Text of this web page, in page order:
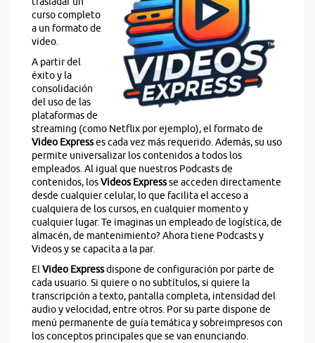
curso completo
a un formato de
video.
A partir del
éxito y la
consolidación
del uso de las
plataformas de
streaming (como Netflix por ejemplo), el formato de
Video Expresses cada vez más requerido. Además, su uso
permite universalizar los contenidos a todos los
empleados. Al igual que nuestros Podcasts de
contenidos, losVideos Expressse acceden directamente
desde cualquier celular, lo que facilita el acceso a
cualquiera de los cursos, en cualquier momento y
cualquier lugar. Te imaginas un empleado de logística, de
almacén, de mantenimiento? Ahora tiene Podcasts y
Videos y se capacita a la par.
ElVideo Expressdispone de configuración por parte de
cada usuario. Si quiere o no subtítulos, si quiere la
transcripción a texto, pantalla completa, intensidad del
audio y velocidad, entre otros. Por su parte dispone de
menú permanente de guía temática y sobreimpresos con
los conceptos principales que se van enunciando.